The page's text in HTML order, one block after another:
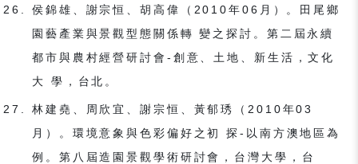
侯錦雄、謝宗恒、胡高偉（2010年06月）。田尾鄉
園藝產業與景觀型態關係轉 變之探討。第二屆永續
都市與農村經營研討會-創意、土地、新生活，文化
大 學，台北。
林建堯、周欣宜、謝宗恒、黃郁琇（2010年03
月）。環境意象與色彩偏好之初 探-以南方澳地區為
例。第八屆造園景觀學術研討會，台灣大學，台